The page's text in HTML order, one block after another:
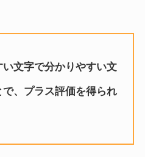
文字で分かりやすい文
、プラス評価を得られ